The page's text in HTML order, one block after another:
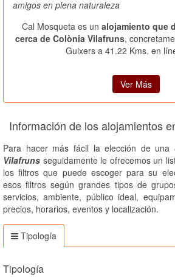
amigos en plena naturaleza
Cal Mosqueta es un alojamiento que
cerca de Colònia Vilafruns,
Guixers a 41.22 Kms. en
Ver Más
Información de los alojamientos
Para hacer más fácil la elección de una
Vilafruns seguidamente le ofrecemos un
los filtros que puede escoger para su
esos filtros según grandes tipos de
servicios, ambiente, público ideal,
precios, horarios, eventos y localización.
Tipología
Tipología